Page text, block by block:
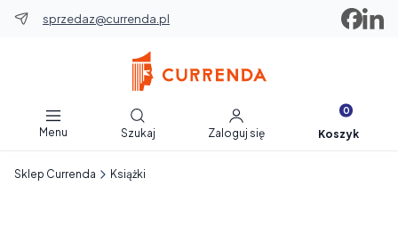
sprzedaz@currenda.pl
Menu
Otwórz wyszukiwarkę
Szukaj Zaloguj się
Produkty
Koszyk
Sklep Currenda Książki